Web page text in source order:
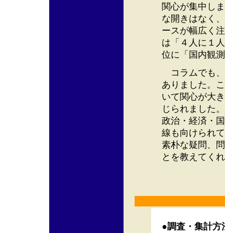
関心が集中し
な開きはなく
ースが幅広く
は「４人に１
位に「国内観
コラムでも、
ありました。
いて関心が大
じられました
政治・経済・
線も向けられ
素朴な疑問、
とを教えてく
●調査・集計方